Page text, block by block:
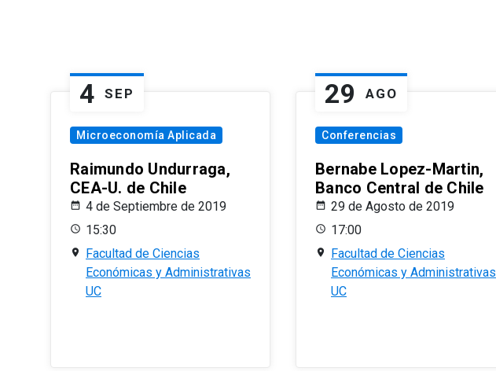
4 SEP
Microeconomía Aplicada
Raimundo Undurraga,
CEA-U. de Chile
4 de Septiembre de 2019
15:30
Facultad de Ciencias
Económicas y Administrativas
UC
29 AGO
Conferencias
Bernabe Lopez-Martin,
Banco Central de Chile
29 de Agosto de 2019
17:00
Facultad de Ciencias
Económicas y Administrativas
UC